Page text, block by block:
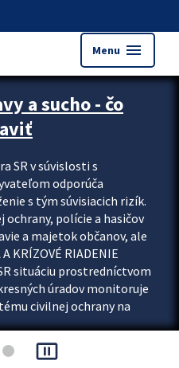
Menu menu
a sucho - čo
SR v súvislosti s
odporúča
s tým súvisiacich rizík.
ochrany, polície a hasičov
a majetok občanov, ale
KRÍZOVÉ RIADENIE
situáciu prostredníctvom
úradov monitoruje
civilnej ochrany na
pause_presentation